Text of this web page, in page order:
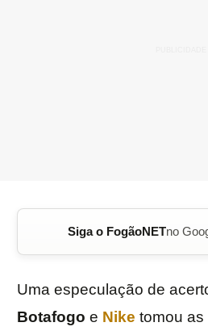
Siga o FogãoNETno
Uma especulação de
Botafogo e Nike tomou